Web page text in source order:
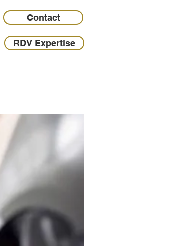
RDV Expertise
Contact